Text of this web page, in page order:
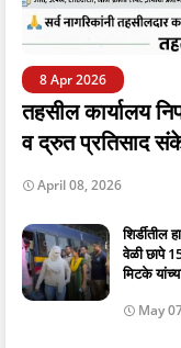
8 Apr 2026
तहसील कार्यालय
व द्रुत प्रतिसाद
April 08, 2026
शिर्डीतील
वेळी छापे
मिटके
May